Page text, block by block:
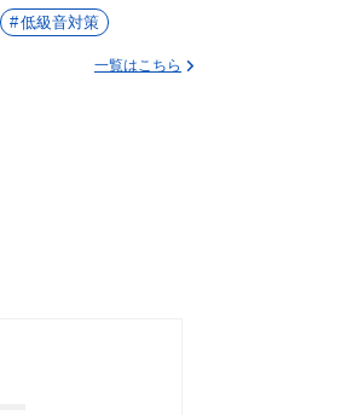
低級音対策
一覧はこちら